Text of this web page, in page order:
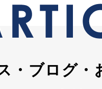
・ブログ・